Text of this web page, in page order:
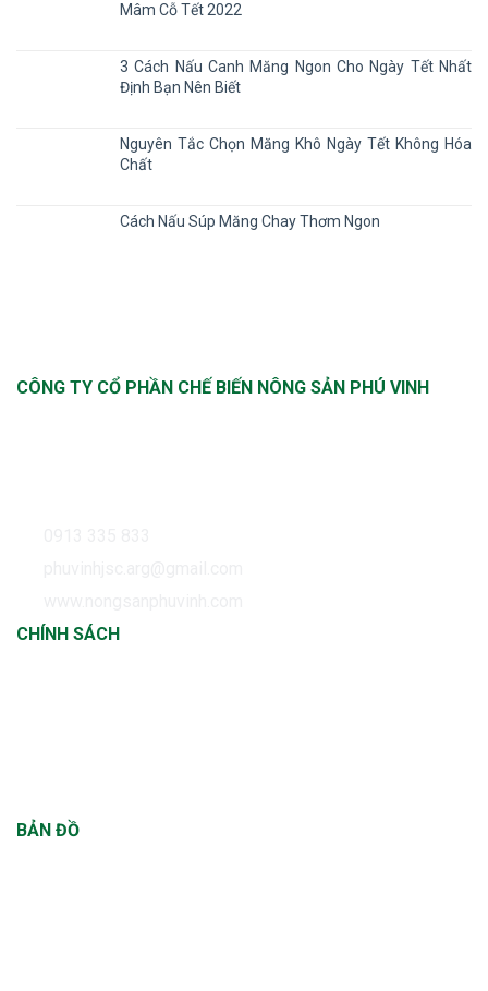
Mâm Cỗ Tết 2022
3 Cách Nấu Canh Măng Ngon Cho Ngày Tết Nhất
Định Bạn Nên Biết
Nguyên Tắc Chọn Măng Khô Ngày Tết Không Hóa
Chất
Cách Nấu Súp Măng Chay Thơm Ngon
CÔNG TY CỔ PHẦN CHẾ BIẾN NÔNG SẢN PHÚ VINH
CHÍNH SÁCH
BẢN ĐỒ